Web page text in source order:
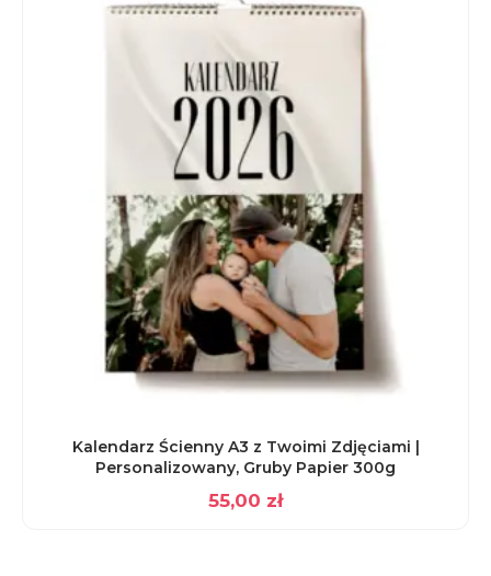
Kalendarz Ścienny A3 z Twoimi Zdjęciami |
Personalizowany, Gruby Papier 300g
55,00 zł